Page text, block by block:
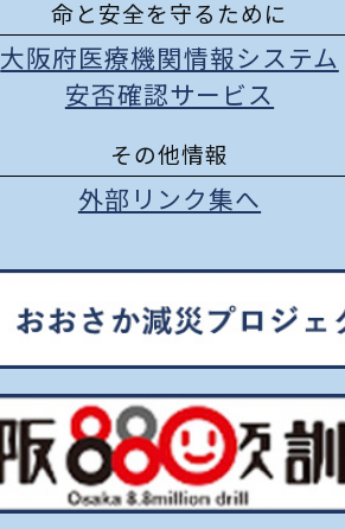
命と安全を守るために
大阪府医療機関情報システム
安否確認サービス
その他情報
外部リンク集へ